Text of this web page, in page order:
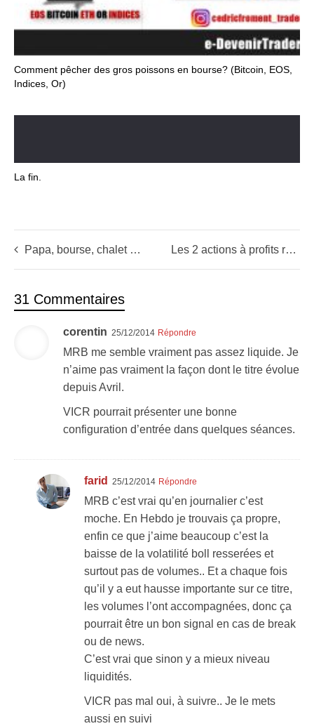
Comment pêcher des gros poissons en bourse? (Bitcoin, EOS,
Indices, Or)
La fin.
Papa, bourse, chalet et raclette Les 2 actions à profits rapides alors que les bourses chutent
31 Commentaires
corentin 25/12/2014 Répondre
MRB me semble vraiment pas assez liquide. Je
n’aime pas vraiment la façon dont le titre évolue
depuis Avril.
VICR pourrait présenter une bonne
configuration d’entrée dans quelques séances.
farid 25/12/2014 Répondre
MRB c’est vrai qu’en journalier c’est
moche. En Hebdo je trouvais ça propre,
enfin ce que j’aime beaucoup c’est la
baisse de la volatilité boll resserées et
surtout pas de volumes.. Et a chaque fois
qu’il y a eut hausse importante sur ce titre,
les volumes l’ont accompagnées, donc ça
pourrait être un bon signal en cas de break
ou de news.
C’est vrai que sinon y a mieux niveau
liquidités.
VICR pas mal oui, à suivre.. Je le mets
aussi en suivi